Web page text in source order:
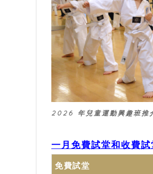
2026 年兒童運動興趣班推
一月免費試堂和收費試
免費試堂